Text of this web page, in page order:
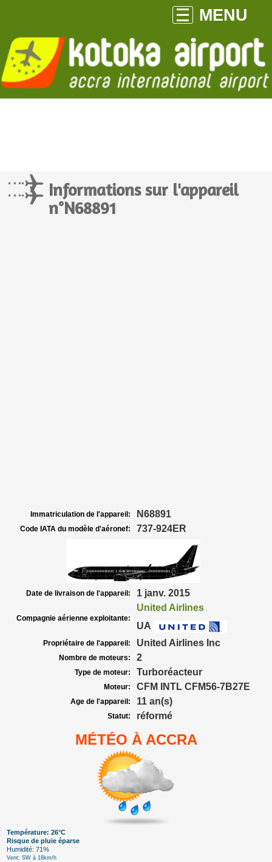
MENU
Informations sur l'appareil
n°N68891
Immatriculation de l'appareil: N68891
Code IATA du modèle d'aéronef: 737-924ER
Date de livraison de l'appareil: 1 janv. 2015
Compagnie aérienne exploitante:
United Airlines
UA
Propriétaire de l'appareil: United Airlines Inc
Nombre de moteurs: 2
Type de moteur: Turboréacteur
Moteur: CFM INTL CFM56-7B27E
Age de l'appareil: 11 an(s)
Statut: réformé
MÉTÉO À ACCRA
Température: 26°C
Risque de pluie éparse
Humidité: 71%
Vent: SW à 18km/h